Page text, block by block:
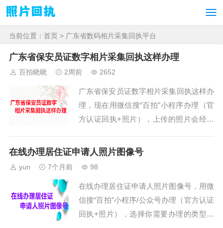
当前位置： 首页 > 广东省数码相片采集回执平台
广东省保安员证数字相片采集回执这样办理
百拍晓晓 2周前 2652
广东省保安员证数字相片采集回执这样办
理，现在用微信搜“百拍”小程序办理（官
方认证回执+照片），上传的照片会经过
下。 ...
在线办理居住证申请人照片图像号
yun 7个月前 98
在线办理居住证申请人照片图像号，用微
信搜“百拍”小程序/公众号办理（官方认证
回执+照片），选择你需要办理的类型与